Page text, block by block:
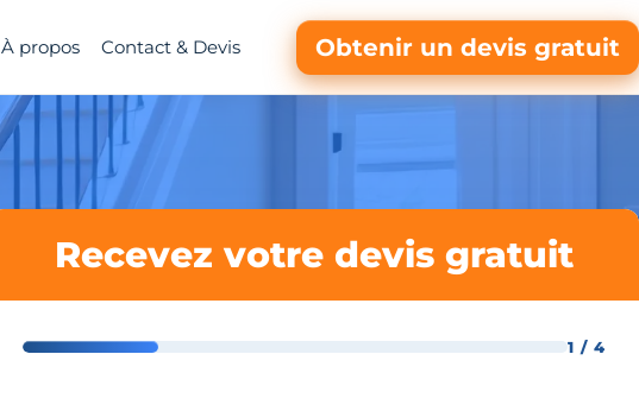
À propos Contact & Devis Obtenir un devis gratuit
Recevez votre devis gratuit
1 / 4